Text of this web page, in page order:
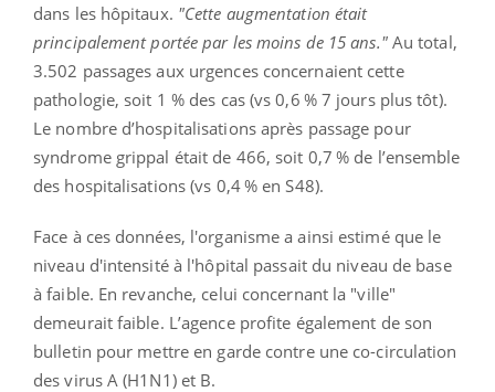
dans les hôpitaux. "Cette augmentation était
principalement portée par les moins de 15 ans."Au total,
3.502 passages aux urgences concernaient cette
pathologie, soit 1 % des cas (vs 0,6 % 7 jours plus tôt).
Le nombre d’hospitalisations après passage pour
syndrome grippal était de 466, soit 0,7 % de l’ensemble
des hospitalisations (vs 0,4 % en S48).
Face à ces données, l'organisme a ainsi estimé que le
niveau d'intensité à l'hôpital passait du niveau de base
à faible. En revanche, celui concernant la "ville"
demeurait faible. L’agence profite également de son
bulletin pour mettre en garde contre une co-circulation
des virus A (H1N1) et B.